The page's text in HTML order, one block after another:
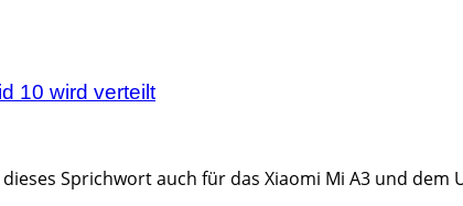
10 wird verteilt
Sprichwort auch für das Xiaomi Mi A3 und dem